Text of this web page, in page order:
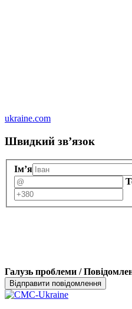
ukraine.com
Швидкий зв’язок
Ім’я
Галузь проблеми /